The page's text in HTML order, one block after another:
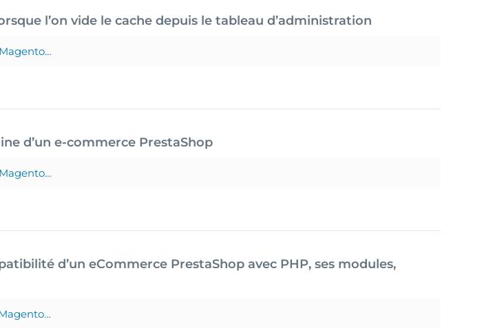
l’on vide le cache depuis le tableau d’administration
d’un e-commerce PrestaShop
d’un eCommerce PrestaShop avec PHP, ses modules,